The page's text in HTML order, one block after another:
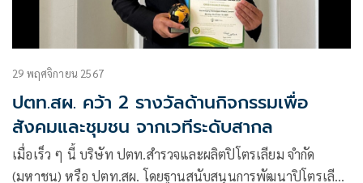
29 พฤศจิกายน 2567
ปตท.สผ. คว้า 2 รางวัลด้านกิจกรรมเพื่อ
สังคมและชุมชน จากเวทีระดับสากล
เมื่อเร็ว ๆ นี้ บริษัท ปตท.สำรวจและผลิตปิโตรเลียม จำกัด
(มหาชน) หรือ ปตท.สผ. โดยฐานสนับสนุนการพัฒนาปิโตรเลียม